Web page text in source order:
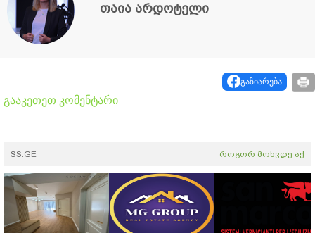
თაია არდოტელი
გაზიარება
გააკეთეთ კომენტარი
SS.GE როგორ მოხვდე აქ